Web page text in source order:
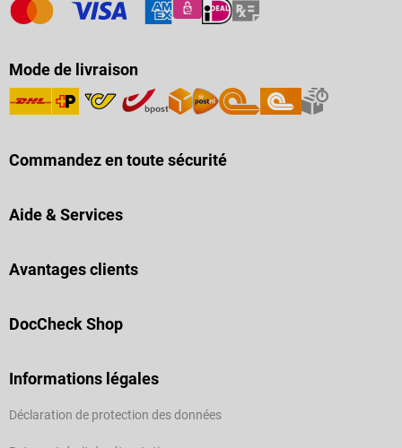
Mode de livraison
Commandez en toute sécurité
Aide & Services
Avantages clients
DocCheck Shop
Informations légales
Déclaration de protection des données